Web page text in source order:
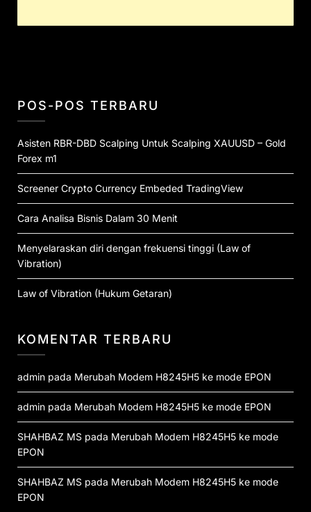
POS-POS TERBARU
Asisten RBR-DBD Scalping Untuk Scalping XAUUSD – Gold
Forex m1
Screener Crypto Currency Embeded TradingView
Cara Analisa Bisnis Dalam 30 Menit
Menyelaraskan diri dengan frekuensi tinggi (Law of
Vibration)
Law of Vibration (Hukum Getaran)
KOMENTAR TERBARU
admin pada Merubah Modem H8245H5 ke mode EPON
admin pada Merubah Modem H8245H5 ke mode EPON
SHAHBAZ MS pada Merubah Modem H8245H5 ke mode
EPON
SHAHBAZ MS pada Merubah Modem H8245H5 ke mode
EPON